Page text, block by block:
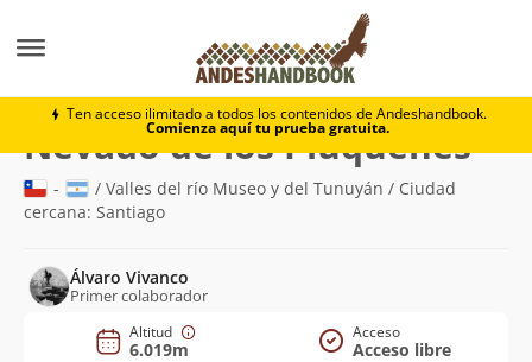
Ten acceso ilimitado a todos los contenidos de Andeshandbook.
Comienza aquí tu prueba gratuita.
Nevado de los Piuquenes
Nevado de los Piuquenes
-
/ Valles del río Museo y del Tunuyán / Ciudad
cercana: Santiago
Álvaro Vivanco
Primer colaborador
Altitud
6.019m
Acceso
Acceso libre